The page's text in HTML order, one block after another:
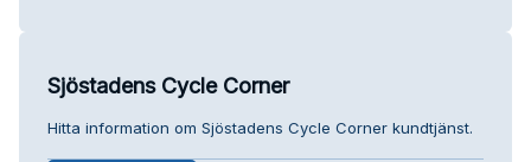
Sjöstadens Cycle Corner
Hitta information om Sjöstadens Cycle Corner kundtjänst.